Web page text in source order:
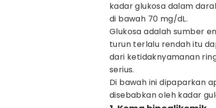
kadar glukosa dalam
di bawah 70 mg/dL.
Glukosa adalah sumber
turun terlalu rendah itu
dari ketidaknyamanan
serius.
Di bawah ini dipaparkan
disebabkan oleh kadar